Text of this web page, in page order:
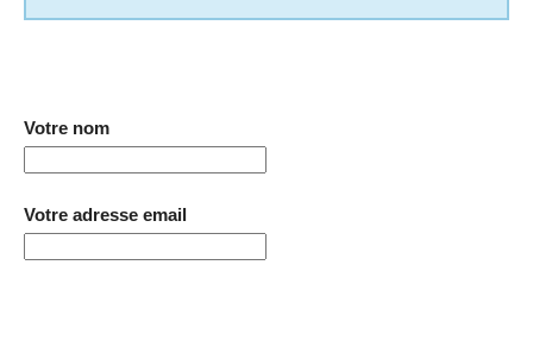
Votre nom
Votre adresse email